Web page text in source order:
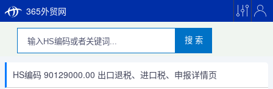
365外贸网
搜 索
HS编码 90129000.00 出口退税、进口税、申报详情页